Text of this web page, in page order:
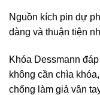
Nguồn kích pin dự
dàng và thuận tiện
Khóa Dessmann
không cần chìa
chống làm giả vân